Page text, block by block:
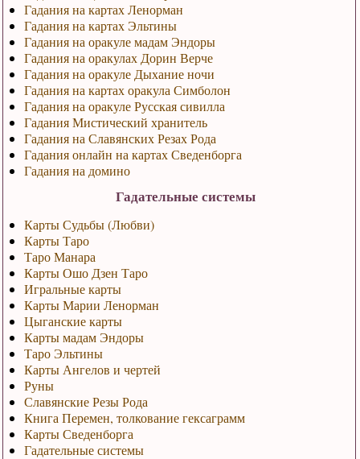
Гадания на картах Ленорман
Гадания на картах Эльтины
Гадания на оракуле мадам Эндоры
Гадания на оракулах Дорин Верче
Гадания на оракуле Дыхание ночи
Гадания на картах оракула Симболон
Гадания на оракуле Русская сивилла
Гадания Мистический хранитель
Гадания на Славянских Резах Рода
Гадания онлайн на картах Сведенборга
Гадания на домино
Гадательные системы
Карты Судьбы (Любви)
Карты Таро
Таро Манара
Карты Ошо Дзен Таро
Игральные карты
Карты Марии Ленорман
Цыганские карты
Карты мадам Эндоры
Таро Эльтины
Карты Ангелов и чертей
Руны
Славянские Резы Рода
Книга Перемен, толкование гексаграмм
Карты Сведенборга
Гадательные системы